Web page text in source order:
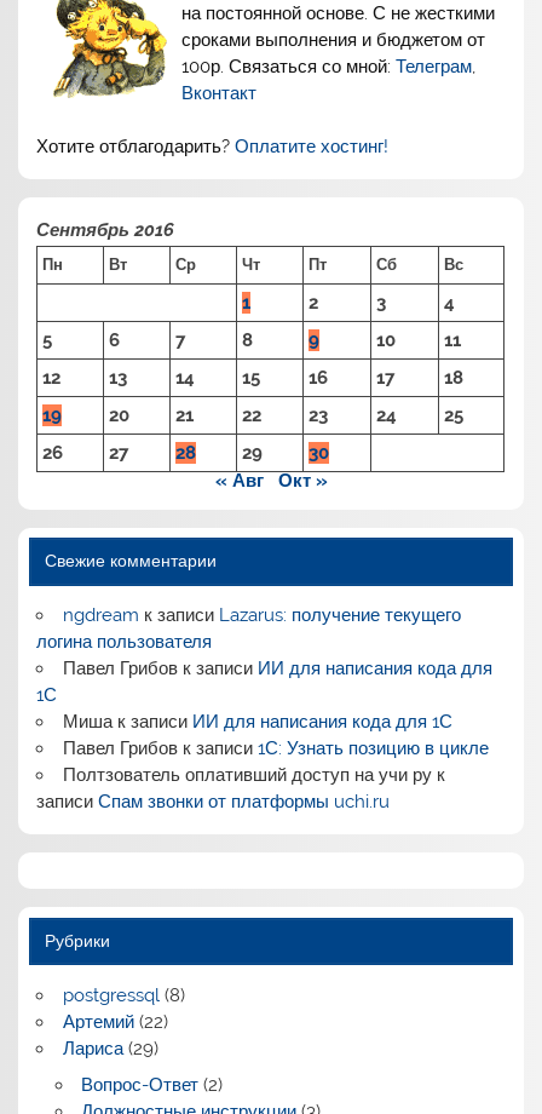
на постоянной основе. С не жесткими
сроками выполнения и бюджетом от
100р. Связаться со мной:Телеграм,
Вконтакт
Хотите отблагодарить?Оплатите хостинг!
Сентябрь 2016
Пн Вт Ср Чт Пт Сб Вс
1 2 3
4
5
6 7 8 9 10
11
12
13 14 15 16 17
18
19
20 21 22 23 24
25
26
27 28 29
30
« Авг
Окт »
Свежие комментарии
ngdream к записи Lazarus: получение текущего
логина пользователя
Павел Грибовк записи ИИ для написания кода для
1С
Мишак записи ИИ для написания кода для 1С
Павел Грибовк записи 1С: Узнать позицию в цикле
Полтзователь оплативший доступ на учи рук
записиСпам звонки от платформы uchi.ru
Рубрики
postgressql(8)
Артемий(22)
Лариса(29)
Вопрос-Ответ(2)